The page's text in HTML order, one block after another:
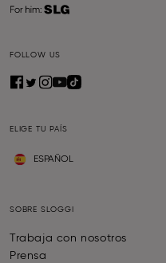
FOLLOW US
ELIGE TU PAÍS
ESPAÑOL
SOBRE SLOGGI
Trabaja con nosotros
Prensa